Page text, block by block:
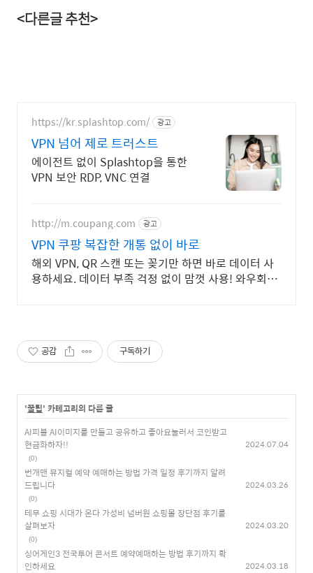
<다른글 추천>
https://kr.splashtop.com/ 광고
VPN 넘어 제로 트러스트
에이전트 없이 Splashtop을 통한
VPN 보안 RDP, VNC 연결
http://m.coupang.com 광고
VPN 쿠팡 복잡한 개통 없이 바로
해외 VPN, QR 스캔 또는 꽂기만 하면 바로 데이터 사
용하세요. 데이터 부족 걱정 없이 맘껏 사용! 와우회원
공감 구독하기
'꿀팁' 카테고리의 다른 글
AI피블 AI이미지를 만들고 공유하고 좋아요눌러서 코인받고
현금화하자!!
(0)
2024.07.04
번개맨 뮤지컬 예약 예매하는 방법 가격 일정 후기까지 알려
드립니다
(0)
2024.03.26
테무 쇼핑 시대가 온다 가성비 넘버원 쇼핑몰 장단점 후기를
살펴보자
(0)
2024.03.20
싱어게인3 전국투어 콘서트 예약예매하는 방법 후기까지 확
인하세요
2024.03.18